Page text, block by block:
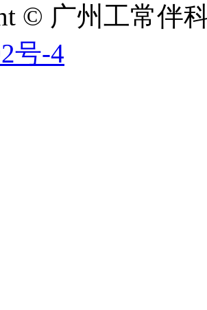
© 广州工常伴
号-4